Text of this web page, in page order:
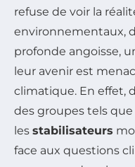
refuse de voir la
environnementaux,
profonde angoisse,
leur avenir est
climatique. En effet,
des groupes tels que
les stabilisateurs
face aux questions